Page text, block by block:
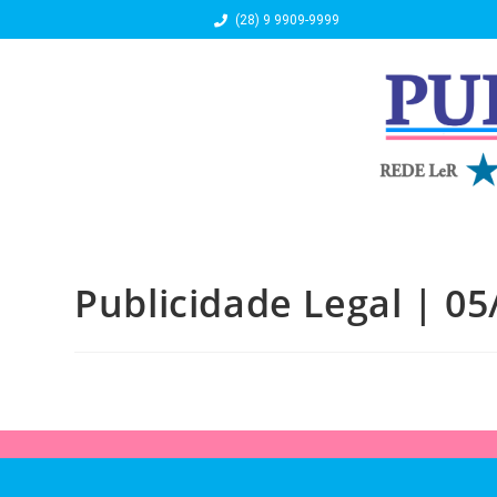
(28) 9 9909-9999
Publicidade Legal |